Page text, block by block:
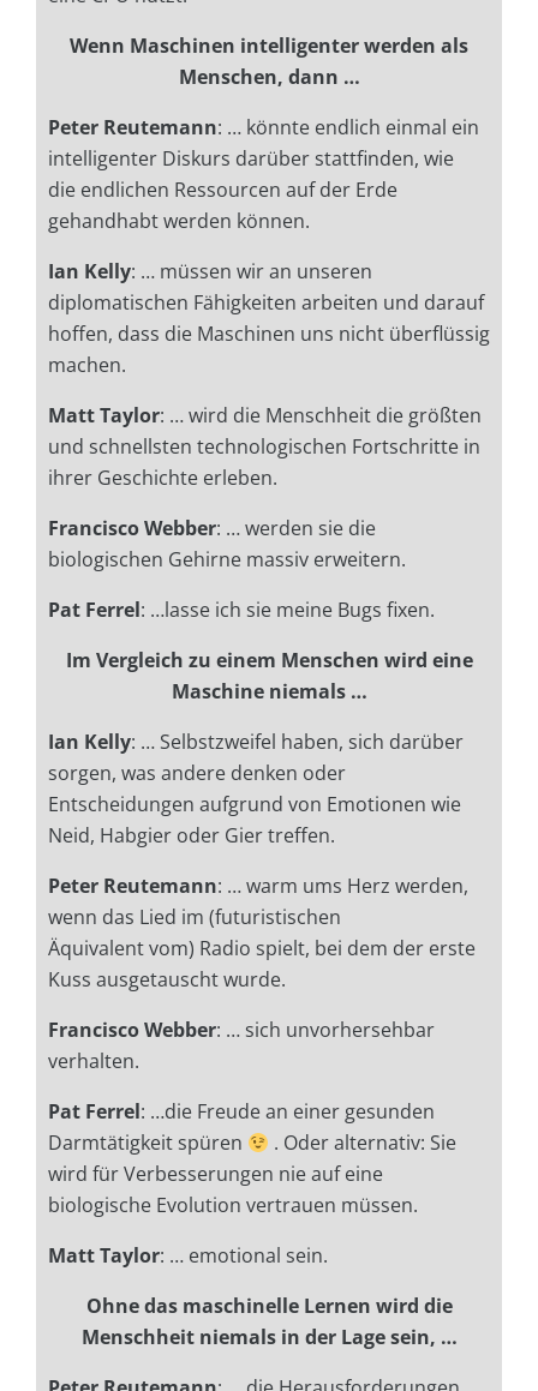
Wenn Maschinen intelligenter werden als
Menschen, dann …
Peter Reutemann: … könnte endlich einmal ein
intelligenter Diskurs darüber stattfinden, wie
die endlichen Ressourcen auf der Erde
gehandhabt werden können.
Ian Kelly: … müssen wir an unseren
diplomatischen Fähigkeiten arbeiten und darauf
hoffen, dass die Maschinen uns nicht überflüssig
machen.
Matt Taylor: … wird die Menschheit die größten
und schnellsten technologischen Fortschritte in
ihrer Geschichte erleben.
Francisco Webber: …werden sie die
biologischen Gehirne massiv erweitern.
Pat Ferrel: …lasse ich sie meine Bugs fixen.
Im Vergleich zu einem Menschen wird eine
Maschine niemals …
Ian Kelly: … Selbstzweifel haben, sich darüber
sorgen, was andere denken oder
Entscheidungen aufgrund von Emotionen wie
Neid, Habgier oder Gier treffen.
Peter Reutemann: …warm ums Herz werden,
wenn das Lied im (futuristischen
Äquivalentvom) Radio spielt, bei dem der erste
Kuss ausgetauscht wurde.
Francisco Webber: … sich unvorhersehbar
verhalten.
Pat Ferrel: …die Freude an einer gesunden
Darmtätigkeit spüren
. Oder alternativ: Sie
wird für Verbesserungen nie auf eine
biologische Evolution vertrauen müssen.
Matt Taylor: … emotional sein.
Ohne das maschinelle Lernen wird die
Menschheit niemals in der Lage sein, …